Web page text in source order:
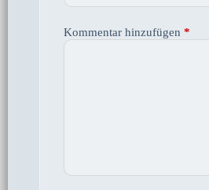
Kommentar hinzufügen *